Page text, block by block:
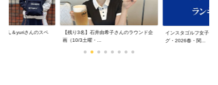
ん＆yuriさんのスペ
【残り3名】石井由希子さんのラウンド企
画（10/3土曜・...
インスタゴルフ女子フ
グ・2026春・関...